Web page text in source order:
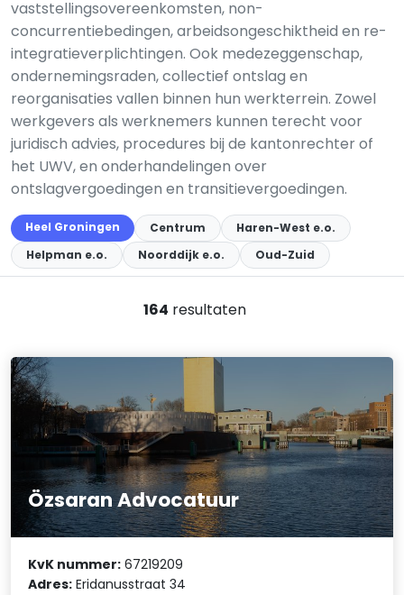
vaststellingsovereenkomsten, non-
concurrentiebedingen, arbeidsongeschiktheid en re-
integratieverplichtingen. Ook medezeggenschap,
ondernemingsraden, collectief ontslag en
reorganisaties vallen binnen hun werkterrein. Zowel
werkgevers als werknemers kunnen terecht voor
juridisch advies, procedures bij de kantonrechter of
het UWV, en onderhandelingen over
ontslagvergoedingen en transitievergoedingen.
Heel Groningen Centrum
Haren-West e.o.
Helpman e.o.
Noorddijk e.o. Oud-Zuid
164 resultaten
Özsaran Advocatuur
KvK nummer: 67219209
Adres: Eridanusstraat 34